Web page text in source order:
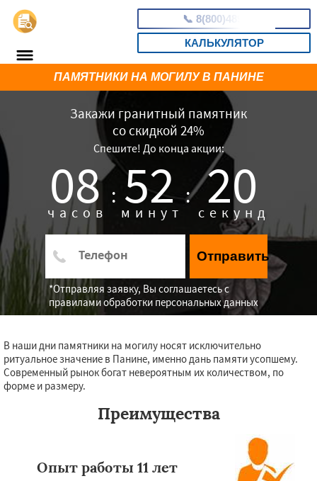
📞 8(800)4898263
КАЛЬКУЛЯТОР
Закажи гранитный памятник
со скидкой 24%
Спешите! До конца акции:
08 :
часов 52 :
минут 19
секунд
Отправить
*Отправляя заявку, Вы соглашаетесь с
правилами обработки персональных данных
ПАМЯТНИКИ НА МОГИЛУ В ПАНИНЕ
В наши дни памятники на могилу носят исключительно
ритуальное значение в Панине, именно дань памяти усопшему.
Современный рынок богат невероятным их количеством, по
форме и размеру.
Преимущества
Опыт работы 11 лет